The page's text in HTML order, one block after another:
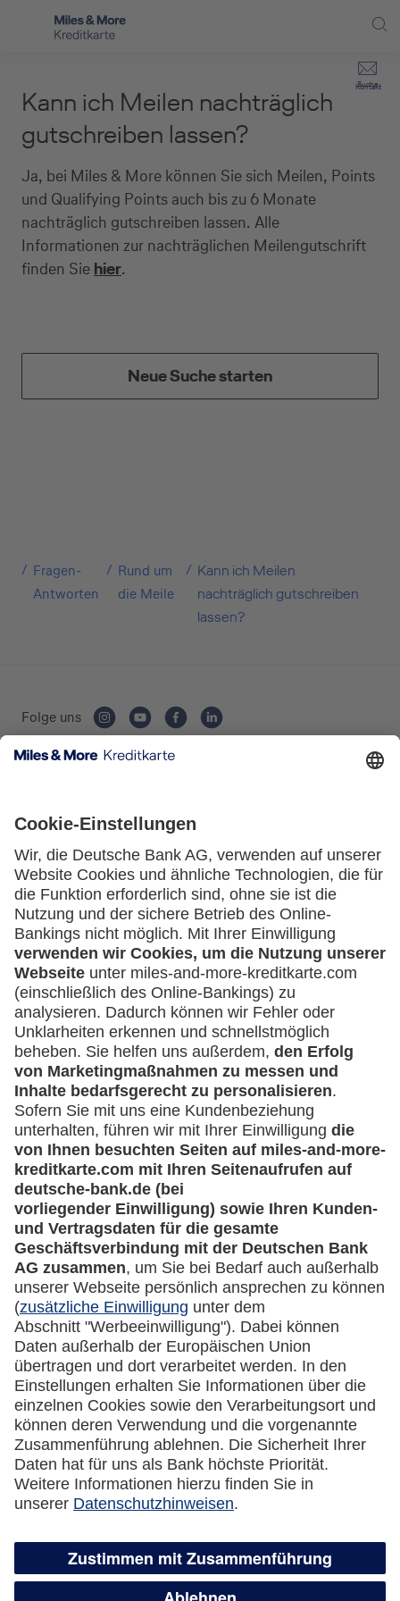
Direkt zur Suche (Enter drücken)
Kontakt
Suche
Selbstständige
Service
Schritt für Schritt zur neuen Karte
Kreditkarte empfehlen
Kreditkarten-Banking
Kann ich Meilen nachträglich
gutschreiben lassen?
Ja, bei Miles & More können Sie sich Meilen, Points
und Qualifying Points auch bis zu 6 Monate
nachträglich gutschreiben lassen. Alle
Informationen zur nachträglichen Meilengutschrift
finden Sie hier.
Neue Suche starten
Fragen-
Antworten
Rund um
die Meile
Kann ich Meilen
nachträglich gutschreiben
lassen?
Folge uns
Service
Häufige Fragen
Downloadcenter
Kontakt
Mehr
Kreditkarten-Banking
miles-and-more.com
lufthansa.com
Rechtliches
Impressum
Datenschutz
Cookie Einstellungen
Vertrag widerrufen
Suchen Sie eine Kreditkarte für die private oder
geschäftliche Nutzung? Oder möchten Sie
Private Nutzung
Geschäftliche Nutzung
Selbstständige
(z.B. Gewerbetreibender, Handwerker,
Freiberufler)
Unternehmen
(z.B. e.K., Personengesellschaft (inkl. GbR),
GmbH)